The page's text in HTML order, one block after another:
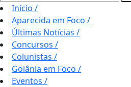
Início /
Aparecida em Foco /
Últimas Notícias /
Concursos /
Colunistas /
Goiânia em Foco /
Eventos /